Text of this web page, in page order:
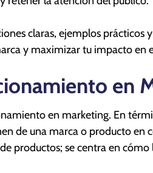
claras, ejemplos prácticos
y maximizar tu impacto en
en
en marketing. En
de una marca o producto en
productos; se centra en